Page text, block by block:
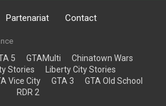
Partenariat Contact
5 GTAMulti
Chinatown Wars
Stories
Liberty City Stories
Vice City GTA 3
GTA Old School
RDR 2